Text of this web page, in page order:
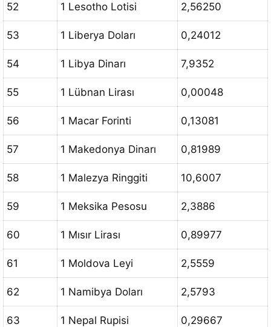
52 1 Lesotho Lotisi 2,56250
53 1 Liberya Doları 0,24012
54 1 Libya Dinarı 7,9352
55 1 Lübnan Lirası 0,00048
56 1 Macar Forinti 0,13081
57 1 Makedonya Dinarı 0,81989
58 1 Malezya Ringgiti 10,6007
59 1 Meksika Pesosu 2,3886
60 1 Mısır Lirası 0,89977
61 1 Moldova Leyi 2,5559
62 1 Namibya Doları 2,5793
63 1 Nepal Rupisi 0,29667